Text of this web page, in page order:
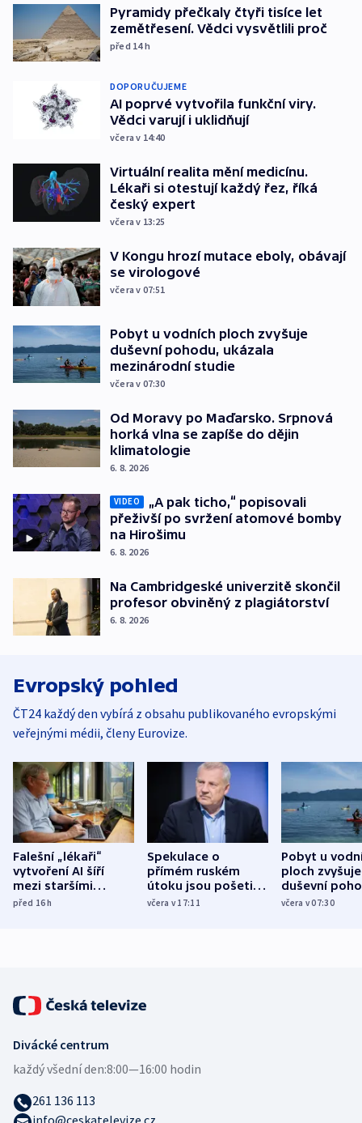
Pyramidy přečkaly čtyři tisíce let
zemětřesení. Vědci vysvětlili proč
před 14h
DOPORUČUJEME
AI poprvé vytvořila funkční viry.
Vědci varují i uklidňují
včera v 14:40
Virtuální realita mění medicínu.
Lékaři si otestují každý řez, říká
český expert
včera v 13:25
V Kongu hrozí mutace eboly, obávají
se virologové
včera v 07:51
Pobyt u vodních ploch zvyšuje
duševní pohodu, ukázala
mezinárodní studie
včera v 07:30
Od Moravy po Maďarsko. Srpnová
horká vlna se zapíše do dějin
klimatologie
6. 8. 2026
VIDEO
„A pak ticho,“ popisovali
přeživší po svržení atomové bomby
na Hirošimu
6. 8. 2026
Na Cambridgeské univerzitě skončil
profesor obviněný z plagiátorství
6. 8. 2026
Evropský pohled
ČT24 každý den vybírá z obsahu publikovaného evropskými
veřejnými médii, členy Eurovize.
Falešní „lékaři“
vytvoření AI šíří
mezi staršími
Poláky nebezpečné
před 16h
Spekulace o
přímém ruském
útoku jsou pošetilé,
míní estonský
včera v 17:11
Pobyt u
ploch zvyšuje
duševní
ukázala
včera v 07:30
Divácké centrum
každý všední den:8:00—16:00 hodin
261 136 113